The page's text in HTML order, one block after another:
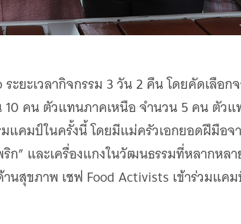
ะยะเวลากิจกรรม 3 วัน 2 คืน โดยคัดเลือ
คน ตัวแทนภาคเหนือ จำนวน 5 คน ตัว
แคมป์ในครั้งนี้ โดยมีแม่ครัวเอกยอดฝีมือจ
” และเครื่องแกงในวัฒนธรรมที่หลากหลา
สุขภาพ เชฟ Food Activists เข้าร่วมแค